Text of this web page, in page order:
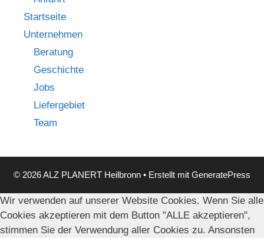
Startseite
Unternehmen
Beratung
Geschichte
Jobs
Liefergebiet
Team
© 2026 ALZ PLANERT Heilbronn • Erstellt mit GeneratePress
Wir verwenden auf unserer Website Cookies. Wenn Sie alle
Cookies akzeptieren mit dem Button "ALLE akzeptieren",
stimmen Sie der Verwendung aller Cookies zu. Ansonsten